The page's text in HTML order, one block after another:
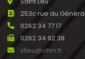
253c rue du
0262 34 77 17
0262 34 92 38
stleu@ofim.fr